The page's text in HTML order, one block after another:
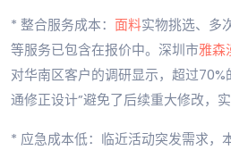
* 整合服务成本： 面料实物挑选、多
等服务已包含在报价中。深圳市雅森
对华南区客户的调研显示，超过70%
通修正设计”避免了后续重大修改，
* 应急成本低：临近活动突发需求，